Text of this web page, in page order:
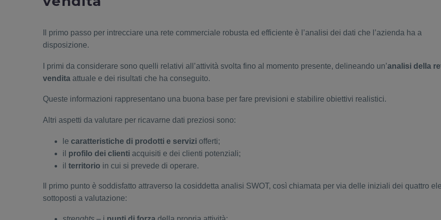
Il primo passo per intrecciare una rete commerciale robusta ed efficiente è l’analisi dei dati che l’azienda ha a
disposizione.
I primi da considerare sono quelli relativi all’attività svolta fino al momento presente, delineando un’analisi della
vendita attuale e dei risultati che ha conseguito.
Queste informazioni rappresentano una buona base per fare previsioni e stabilire obiettivi realistici.
Altri aspetti da valutare per ricavarne dati preziosi sono:
le caratteristiche di prodotti e servizi offerti;
il profilo dei clienti acquisiti e dei clienti potenziali;
il territorio in cui si prevede di operare.
Il primo punto è soddisfatto attraverso la cosiddetta analisi SWOT, così chiamata per via delle iniziali dei quattro
sottoposti a valutazione: